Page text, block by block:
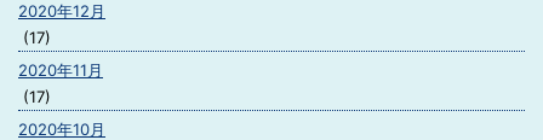
2020年12月
(17)
2020年11月
(17)
2020年10月